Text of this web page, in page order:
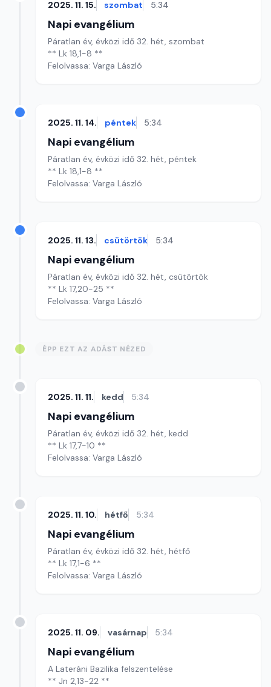
2025. 11. 15. szombat 5:34
Napi evangélium
Páratlan év, évközi idő 32. hét, szombat
** Lk 18,1-8 **
Felolvassa: Varga László
2025. 11. 14. péntek 5:34
Napi evangélium
Páratlan év, évközi idő 32. hét, péntek
** Lk 18,1-8 **
Felolvassa: Varga László
2025. 11. 13. csütörtök 5:34
Napi evangélium
Páratlan év, évközi idő 32. hét, csütörtök
** Lk 17,20-25 **
Felolvassa: Varga László
ÉPP EZT AZ ADÁST NÉZED
2025. 11. 11. kedd 5:34
Napi evangélium
Páratlan év, évközi idő 32. hét, kedd
** Lk 17,7-10 **
Felolvassa: Varga László
2025. 11. 10. hétfő 5:34
Napi evangélium
Páratlan év, évközi idő 32. hét, hétfő
** Lk 17,1-6 **
Felolvassa: Varga László
2025. 11. 09. vasárnap 5:34
Napi evangélium
A Lateráni Bazilika felszentelése
** Jn 2,13-22 **